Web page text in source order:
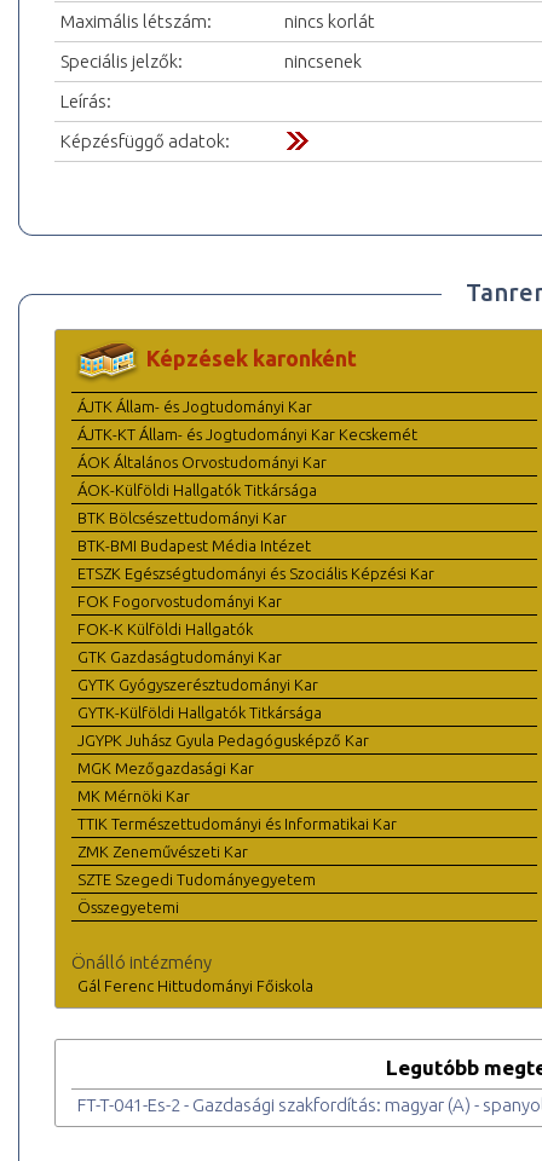
Maximális létszám:
nincs korlát
Speciális jelzők:
nincsenek
Leírás:
Képzésfüggő adatok:
Képzések karonként
ÁJTK Állam- és Jogtudományi Kar
ÁJTK-KT Állam- és Jogtudományi Kar Kecskemét
ÁOK Általános Orvostudományi Kar
ÁOK-Külföldi Hallgatók Titkársága
BTK Bölcsészettudományi Kar
BTK-BMI Budapest Média Intézet
ETSZK Egészségtudományi és Szociális Képzési Kar
FOK Fogorvostudományi Kar
FOK-K Külföldi Hallgatók
GTK Gazdaságtudományi Kar
GYTK Gyógyszerésztudományi Kar
GYTK-Külföldi Hallgatók Titkársága
JGYPK Juhász Gyula Pedagógusképző Kar
MGK Mezőgazdasági Kar
MK Mérnöki Kar
TTIK Természettudományi és Informatikai Kar
ZMK Zeneművészeti Kar
SZTE Szegedi Tudományegyetem
Összegyetemi
Önálló intézmény
Gál Ferenc Hittudományi Főiskola
Legutóbb
FT-T-041-Es-2 - Gazdasági szakfordítás: magyar (A) -